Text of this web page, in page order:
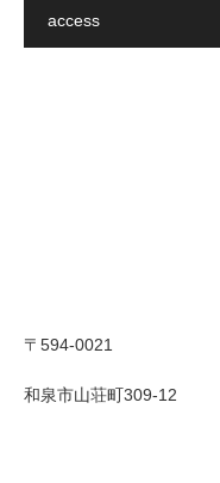
access
〒594-0021
和泉市山荘町309-12